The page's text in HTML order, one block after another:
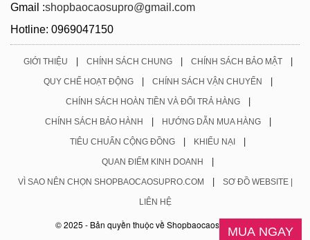
MUA NGAY
Gmail :shopbaocaosupro@gmail.com
Hotline: 0969047150
GIỚI THIỆU | CHÍNH SÁCH CHUNG | CHÍNH SÁCH BẢO MẬT |
QUY CHẾ HOẠT ĐỘNG | CHÍNH SÁCH VẬN CHUYỂN |
CHÍNH SÁCH HOÀN TIỀN VÀ ĐỔI TRẢ HÀNG |
CHÍNH SÁCH BẢO HÀNH | HƯỚNG DẪN MUA HÀNG |
TIÊU CHUẨN CỘNG ĐỒNG | KHIẾU NẠI |
QUAN ĐIỂM KINH DOANH |
VÌ SAO NÊN CHỌN SHOPBAOCAOSUPRO.COM | SƠ ĐỒ WEBSITE |
LIÊN HỆ
© 2025 - Bản quyền thuộc về Shopbaocaosupro.com